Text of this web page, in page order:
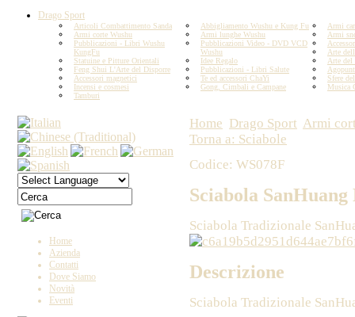
Drago Sport
Articoli Combattimento Sanda Abbigliamento Wushu e Kung Fu
Armi
Armi corte Wushu
Armi lunghe Wushu
Armi
Pubblicazioni - Libri Wushu
KungFu
Pubblicazioni Video - DVD VCD
Wushu
Arte
Statuine e Pitture Orientali
Idee Regalo
Arte del
Feng Shui L'Arte del Disporre
Pubblicazioni - Libri Salute
Accessori magnetici
Te ed accessori ChaYi
Sfere
Incensi e cosmesi
Gong, Cimbali e Campane
Musica
Tamburi
Home
Azienda
Contatti
Dove Siamo
Novità
Eventi
Home Drago Sport Armi
Torna a: Sciabole
Codice: WS078F
Sciabola SanHuang
Sciabola Tradizionale
Descrizione
Sciabola Tradizionale